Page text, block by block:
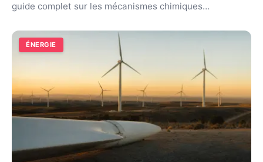
guide complet sur les mécanismes chimiques
ÉNERGIE